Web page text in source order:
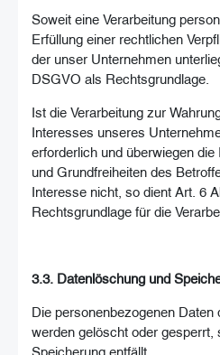
Soweit eine Verarbeitung
Erfüllung einer rechtlichen
der unser Unternehmen
DSGVO als Rechtsgrundlage.
Ist die Verarbeitung zur
Interesses unseres
erforderlich und überwiegen
und Grundfreiheiten des
Interesse nicht, so dient Art. 6
Rechtsgrundlage für die
3.3. Datenlöschung und
Die personenbezogenen Daten
werden gelöscht oder gesperrt,
Speicherung entfällt.